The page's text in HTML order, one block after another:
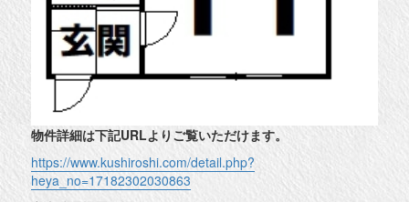
物件詳細は下記URLよりご覧いただけます。
https://www.kushiroshi.com/detail.php?
heya_no=17182302030863